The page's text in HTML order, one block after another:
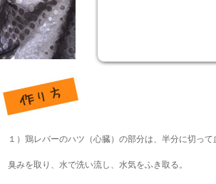
１）鶏レバーのハツ（心臓）の部分は、半分に切っ
臭みを取り、水で洗い流し、水気をふき取る。